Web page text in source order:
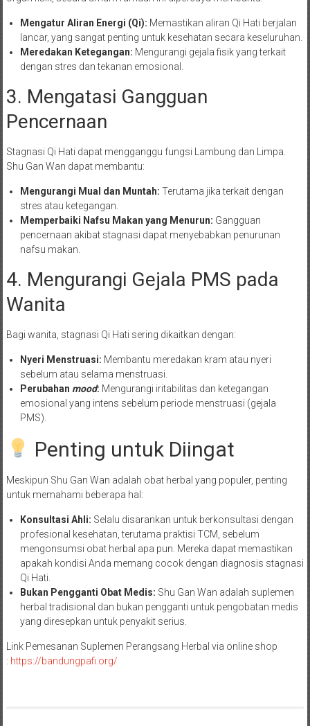
Mengatur Aliran Energi (Qi): Memastikan aliran Qi Hati berjalan
lancar, yang sangat penting untuk kesehatan secara keseluruhan.
Meredakan Ketegangan: Mengurangi gejala fisik yang terkait
dengan stres dan tekanan emosional.
3. Mengatasi Gangguan
Pencernaan
Stagnasi Qi Hati dapat mengganggu fungsi Lambung dan Limpa.
Shu Gan Wan dapat membantu:
Mengurangi Mual dan Muntah: Terutama jika terkait dengan
stres atau ketegangan.
Memperbaiki Nafsu Makan yang Menurun: Gangguan
pencernaan akibat stagnasi dapat menyebabkan penurunan
nafsu makan.
4. Mengurangi Gejala PMS pada
Wanita
Bagi wanita, stagnasi Qi Hati sering dikaitkan dengan:
Nyeri Menstruasi: Membantu meredakan kram atau nyeri
sebelum atau selama menstruasi.
Perubahan mood: Mengurangi iritabilitas dan ketegangan
emosional yang intens sebelum periode menstruasi (gejala
PMS).
Penting untuk Diingat
Meskipun Shu Gan Wan adalah obat herbal yang populer, penting
untuk memahami beberapa hal:
Konsultasi Ahli: Selalu disarankan untuk berkonsultasi dengan
profesional kesehatan, terutama praktisi TCM, sebelum
mengonsumsi obat herbal apa pun. Mereka dapat memastikan
apakah kondisi Anda memang cocok dengan diagnosis stagnasi
Qi Hati.
Bukan Pengganti Obat Medis: Shu Gan Wan adalah suplemen
herbal tradisional dan bukan pengganti untuk pengobatan medis
yang diresepkan untuk penyakit serius.
Link Pemesanan Suplemen Perangsang Herbal via online shop
: https://bandungpafi.org/